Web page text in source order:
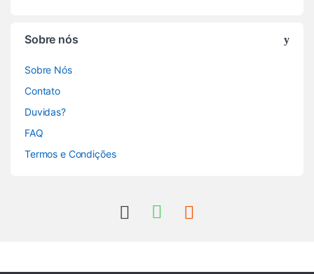
Sobre nós
Sobre Nós
Contato
Duvidas?
FAQ
Termos e Condições